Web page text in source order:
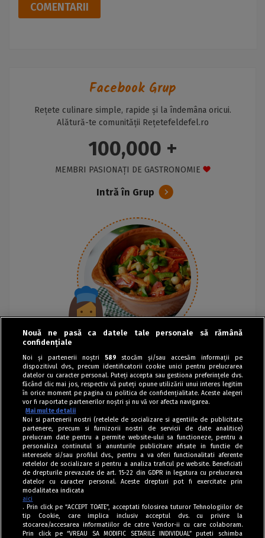
COMENTARII
Facebook Grup
Rețete culinare simple, rapide și la îndemâna oricui.
Alătură-te comunității Rețetefeldefel.ro
100,000 +
MEMBRI PASIONAȚI DE GASTRONOMIE
Intră în Grup
Nouă ne pasă ca datele tale personale să rămână
confidențiale
Noi și partenerii noștri 589 stocăm și/sau accesăm informații pe
dispozitivul dvs., precum identificatorii cookie unici pentru prelucrarea
datelor cu caracter personal. Puteți accepta sau gestiona preferințele dvs.
făcând clic mai jos, respectiv vă puteți opune utilizării unui interes legitim
în orice moment pe pagina cu politica de confidențialitate. Aceste alegeri
vor fi raportate partenerilor noștri și nu vă vor afecta navigarea.
Mai multe detalii
Noi si partenerii nostri (retelele de socializare si agentiile de publicitate
partenere, precum si furnizorii nostri de servicii de date analitice)
prelucram date pentru a permite website-ului sa functioneze, pentru a
personaliza continutul si anunturile publicitare afisate in functie de
interesele si/sau profilul dvs., pentru a va oferi functionalitati aferente
retelelor de socializare si pentru a analiza traficul pe website. Beneficiati
de drepturile prevazute de art. 15-22 din GDPR in legatura cu prelucrarea
datelor cu caracter personal. Aceste drepturi pot fi exercitate prin
modalitatea indicata
aici
. Prin click pe “ACCEPT TOATE”, acceptati folosirea tuturor Tehnologiilor de
tip Cookie, care implica inclusiv acceptul dvs. cu privire la
stocarea/accesarea informatiilor de catre Vendor-ii cu care colaboram.
Prin click pe “VREAU SA MODIFIC SETARILE INDIVIDUAL” puteti schimba